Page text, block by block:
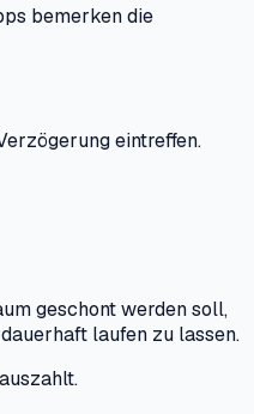
bemerken die
eintreffen.
geschont werden soll,
laufen zu lassen.